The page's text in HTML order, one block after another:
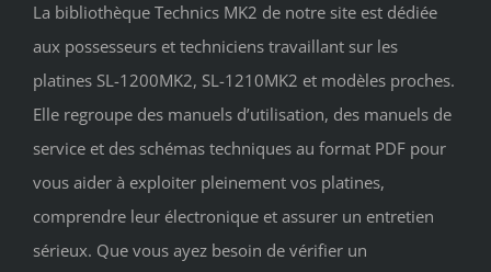
La bibliothèque Technics MK2 de notre site est dédiée
aux possesseurs et techniciens travaillant sur les
platines SL-1200MK2, SL-1210MK2 et modèles proches.
Elle regroupe des manuels d’utilisation, des manuels de
service et des schémas techniques au format PDF pour
vous aider à exploiter pleinement vos platines,
comprendre leur électronique et assurer un entretien
sérieux. Que vous ayez besoin de vérifier un